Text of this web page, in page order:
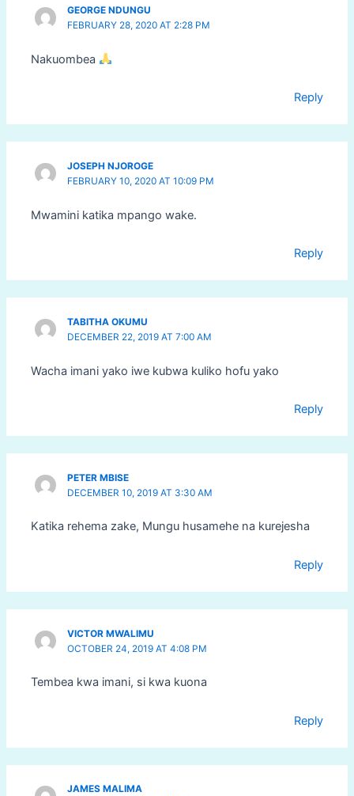
GEORGE NDUNGU
FEBRUARY 28, 2020 AT 2:28 PM
Nakuombea
Reply
JOSEPH NJOROGE
FEBRUARY 10, 2020 AT 10:09 PM
Mwamini katika mpango wake.
Reply
TABITHA OKUMU
DECEMBER 22, 2019 AT 7:00 AM
Wacha imani yako iwe kubwa kuliko hofu yako
Reply
PETER MBISE
DECEMBER 10, 2019 AT 3:30 AM
Katika rehema zake, Mungu husamehe na kurejesha
Reply
VICTOR MWALIMU
OCTOBER 24, 2019 AT 4:08 PM
Tembea kwa imani, si kwa kuona
Reply
JAMES MALIMA